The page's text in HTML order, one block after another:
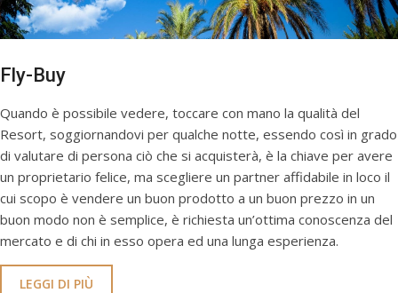
Fly-Buy
Quando è possibile vedere, toccare con mano la qualità del
Resort, soggiornandovi per qualche notte, essendo così in grado
di valutare di persona ciò che si acquisterà, è la chiave per avere
un proprietario felice, ma scegliere un partner affidabile in loco il
cui scopo è vendere un buon prodotto a un buon prezzo in un
buon modo non è semplice, è richiesta un’ottima conoscenza del
mercato e di chi in esso opera ed una lunga esperienza.
LEGGI DI PIÙ